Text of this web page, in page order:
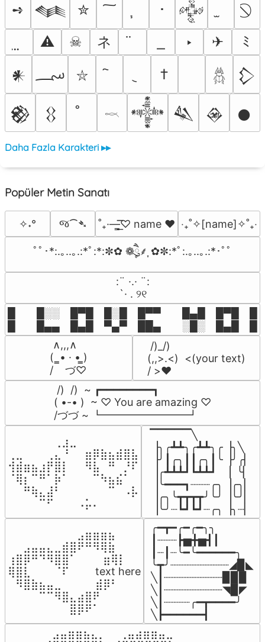
➺ 𒈝 ✮ ･
𒅒
⚠
☠ ネ ‣ ✈
ﾐ
𒀭
؄ ⛥ † 𓆣 𒁷
𒆙 𒌐 𓎖 𒀱 𒈑 𒊲 𒊹
Daha Fazla Karakteri ▸▸
Popüler Metin Sanatı
✧˖° જ⁀➴ ˚₊·—̳͟͞͞♡ name ♥️ ‎‧₊˚✧[name]✧˚₊‧
ﾟﾟ･*:.｡..｡.:*ﾟ:*:✼✿ ❁ཻུ۪۪⸙͎ ✿✼:*ﾟ:.｡..｡.:*･ﾟﾟ
⠀:¨ ·.· ¨:⠀
⠀ `· . ୨୧⠀
█  █░░ █▀█ █░█ █▀▀  █▄█ █▀█
█  █▄▄ █▄█ ▀▄▀ ██▄  ░█░ █▄█
∧,,,∧
(  ̳• · • ̳)
/    づ♡
/)_/)
(,,>.<)  <(your text)
/ >❤️
/)  /)  ~ ┏━━━━━━━━┓
( •-• )  ~ ♡ You are amazing ♡
/づづ ~ ┗━━━━━━━━┛
⠀⠀⠀⠀⠀⠀⢀⣰⣀⠀⠀⠀⠀⠀⠀⠀⠀
⢀⣀⠀⠀⠀⢀⣄⠘⠀⠀⣶⡿⣷⣦⣾⣿⣧
⢺⣾⣶⣦⣰⡟⣿⡇⠀⠀⠻⣧⠀⠛⠀⡘⠏
⠈⢿⡆⠉⠛⠁⡷⠁⠀⠀⠀⠉⠳⣦⣮⠁⠀
⠀⠀⠛⢷⣄⣼⠃⠀⠀⠀⠀⠀⠀⠉⠀⠠⡧
⠀⠀⠀⠀⠉⠋⠀⠀⠀⠠⡥⠄⠀⠀⠀⠀⠀
▔▔▔▔▔╲
▕╮╭┻┻╮╭┻┻╮╭▕╮╲
▕╯┃╭╮┃┃╭╮┃╰▕╯╭▏
▕╭┻┻┻┛┗┻┻┛  ▕  ╰▏
▕╰━━━┓┈┈┈╭╮▕╭╮▏
▕╭╮╰┳┳┳┳╯╰╯▕╰╯▏
▕╰╯┈┗┛┗┛┈╭╮▕╮┈▏
⠀⠀⠀⠀⠀⠀⠀⠀⠀⣠⣶⣶⣶⣦⠀⠀
⠀⠀⣠⣤⣤⣄⣀⣾⣿⠟⠛⠻⢿⣷⠀
⢰⣿⡿⠛⠙⠻⣿⣿⠁⠀⠀ ⠀⣶⢿⡇
⢿⣿⣇⠀⠀⠀⠈⠏⠀⠀⠀ text here
⠀⠻⣿⣷⣦⣤⣀⠀⠀⠀ ⠀⣾⡿⠃⠀
⠀⠀⠀⠀⠉⠉⠻⣿⣄⣴⣿⠟⠀⠀⠀
⠀⠀⠀⠀⠀⠀⠀⠀⣿⡿⠟⠁⠀⠀⠀
╭━┳━╭━╭━╮╮
┃┈┈┈┣▅╋▅┫┃
┃┈┃┈╰━╰━━━━━━╮
╰┳╯┈┈┈┈┈┈┈┈┈◢▉◣
╲┃┈┈┈┈┈┈┈┈┈▉▉▉
╲┃┈┈┈┈┈┈┈┈┈◥▉◤
╲┃┈┈┈┈╭━┳━━━━╯
╲┣━━━━━━┫﻿
⠀⣠⣤⣶⣶⣦⣄⡀  ⠀⢀⣤⣴⣶⣶⣤⣀⠀